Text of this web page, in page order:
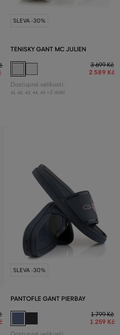
SLEVA -30%
TENISKY GANT MC JULIEN
3 699 Kč
2 589 Kč
Dostupné velikosti:
41 42 43 44 45 +2 další
SLEVA -30%
PANTOFLE GANT PIERBAY
1 799 Kč
1 259 Kč